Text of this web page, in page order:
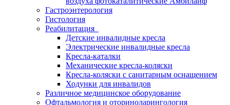
Гастроэнтерология
Гистология
Реабилитация
Детские инвалидные кресла
Электрические инвалидные кресла
Кресла-каталки
Механические кресла-коляски
Кресла-коляски с санитарным оснащением
Ходунки для инвалидов
Различное медицинское оборудование
Офтальмология и оториноларингология